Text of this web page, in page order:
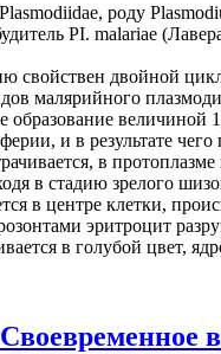
Plasmodiidae, роду
PI. malariae
двойной
малярийного
и в результате
в
в стадию зрелого
в центре клетки,
эритроцит
в голубой цвет,